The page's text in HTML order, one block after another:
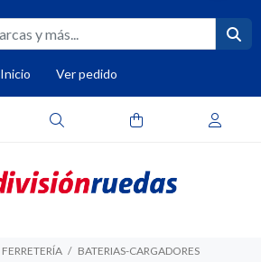
Inicio Ver pedido
FERRETERÍA BATERIAS-CARGADORES